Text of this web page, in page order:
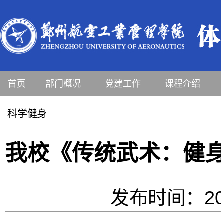
首页 部门概况 党建工作 课程介绍
科学健身
我校《传统武术：健
发布时间：